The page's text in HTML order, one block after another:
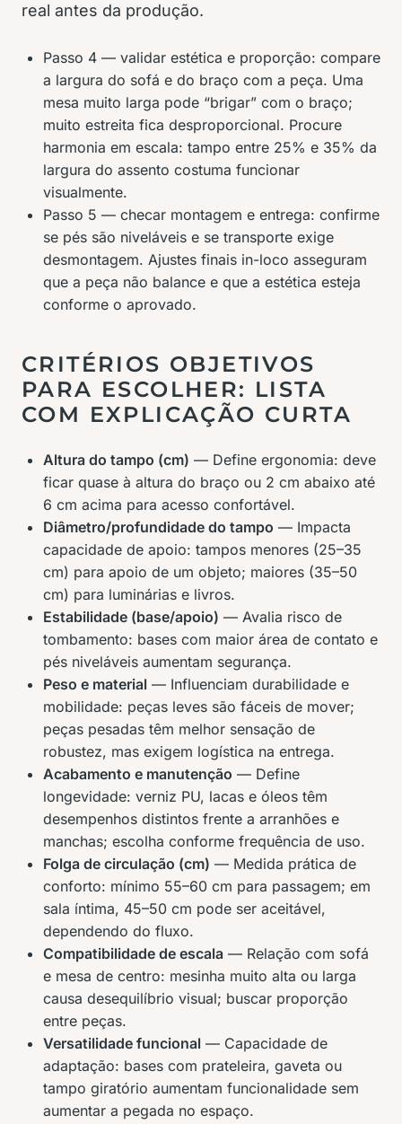
real antes da produção.
Passo 4 — validar estética e proporção: compare
a largura do sofá e do braço com a peça. Uma
mesa muito larga pode “brigar” com o braço;
muito estreita fica desproporcional. Procure
harmonia em escala: tampo entre 25% e 35% da
largura do assento costuma funcionar
visualmente.
Passo 5 — checar montagem e entrega: confirme
se pés são niveláveis e se transporte exige
desmontagem. Ajustes finais in-loco asseguram
que a peça não balance e que a estética esteja
conforme o aprovado.
CRITÉRIOS OBJETIVOS
PARA ESCOLHER: LISTA
COM EXPLICAÇÃO CURTA
Altura do tampo (cm) — Define ergonomia: deve
ficar quase à altura do braço ou 2 cm abaixo até
6 cm acima para acesso confortável.
Diâmetro/profundidade do tampo — Impacta
capacidade de apoio: tampos menores (25–35
cm) para apoio de um objeto; maiores (35–50
cm) para luminárias e livros.
Estabilidade (base/apoio) — Avalia risco de
tombamento: bases com maior área de contato e
pés niveláveis aumentam segurança.
Peso e material — Influenciam durabilidade e
mobilidade: peças leves são fáceis de mover;
peças pesadas têm melhor sensação de
robustez, mas exigem logística na entrega.
Acabamento e manutenção — Define
longevidade: verniz PU, lacas e óleos têm
desempenhos distintos frente a arranhões e
manchas; escolha conforme frequência de uso.
Folga de circulação (cm) — Medida prática de
conforto: mínimo 55–60 cm para passagem; em
sala íntima, 45–50 cm pode ser aceitável,
dependendo do fluxo.
Compatibilidade de escala — Relação com sofá
e mesa de centro: mesinha muito alta ou larga
causa desequilíbrio visual; buscar proporção
entre peças.
Versatilidade funcional — Capacidade de
adaptação: bases com prateleira, gaveta ou
tampo giratório aumentam funcionalidade sem
aumentar a pegada no espaço.